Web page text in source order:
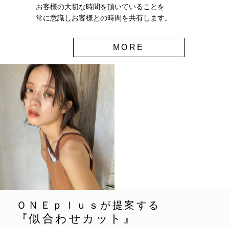
お客様の大切な時間を頂いていることを
常に意識しお客様との時間を共有します。
MORE
ＯＮＥｐｌｕｓが提案する
『似合わせカット』